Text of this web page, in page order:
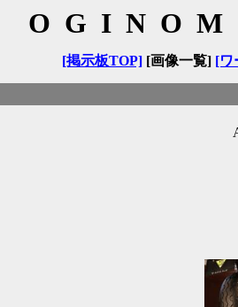
[掲示板TOP][画像一覧] [ワ